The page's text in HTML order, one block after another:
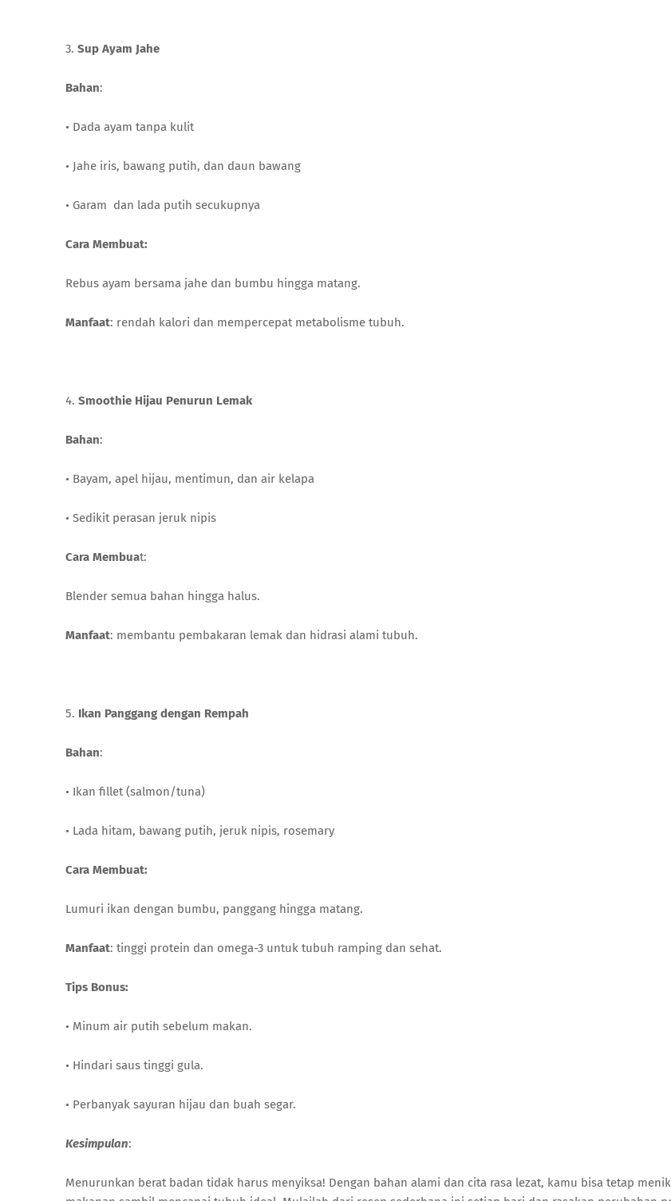
3. Sup Ayam Jahe
Bahan:
• Dada ayam tanpa kulit
• Jahe iris, bawang putih, dan daun bawang
• Garam dan lada putih secukupnya
Cara Membuat:
Rebus ayam bersama jahe dan bumbu hingga matang.
Manfaat: rendah kalori dan mempercepat metabolisme tubuh.
4. Smoothie Hijau Penurun Lemak
Bahan:
• Bayam, apel hijau, mentimun, dan air kelapa
• Sedikit perasan jeruk nipis
Cara Membuat:
Blender semua bahan hingga halus.
Manfaat: membantu pembakaran lemak dan hidrasi alami tubuh.
5. Ikan Panggang dengan Rempah
Bahan:
• Ikan fillet (salmon/tuna)
• Lada hitam, bawang putih, jeruk nipis, rosemary
Cara Membuat:
Lumuri ikan dengan bumbu, panggang hingga matang.
Manfaat: tinggi protein dan omega-3 untuk tubuh ramping dan sehat.
Tips Bonus:
• Minum air putih sebelum makan.
• Hindari saus tinggi gula.
• Perbanyak sayuran hijau dan buah segar.
Kesimpulan:
Menurunkan berat badan tidak harus menyiksa! Dengan bahan alami dan cita rasa lezat, kamu bisa tetap